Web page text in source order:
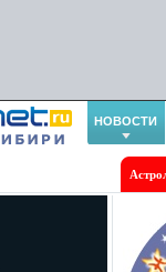
НОВОСТИ